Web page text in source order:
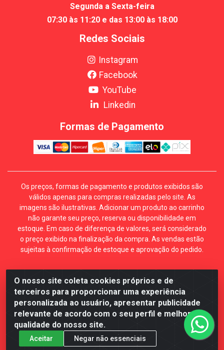
O nosso site coleta cookies próprios e de
terceiros para proporcionar uma experiência
personalizada ao usuário, apresentar publicidade
relevante de acordo com o seu perfil e melhorar a
qualidade do nosso site.
Aceitar Negar não essenciais
Segunda a Sexta-feira
07:30 às 11:20 e das 13:00 às 18:00
Redes Sociais
Instagram
Facebook
YouTube
Linkedin
Formas de Pagamento
Os preços, formas de pagamento e produtos exibidos são
válidos apenas para compras realizadas pelo site. As
imagens são ilustrativas. Adicionar um produto ao carrinho
não garante seu preço, reserva ou disponibilidade em
estoque. Em caso de diferença de valores, será considerado
o preço exibido na finalização da compra. As vendas estão
sujeitas à confirmação de estoque e aprovação do pedido.
Mécari Distribuidora - Av. Gury Marques, 5164. Jd Centro
Oeste. Campo Grande MS. CEP 79072-000. CNPJ
70.357.959/0001-64